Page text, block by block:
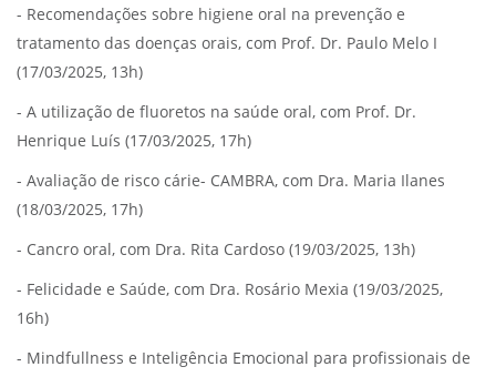
- Recomendações sobre higiene oral na prevenção e
tratamento das doenças orais, com Prof. Dr. Paulo Melo I
(17/03/2025, 13h)
- A utilização de fluoretos na saúde oral, com Prof. Dr.
Henrique Luís (17/03/2025, 17h)
- Avaliação de risco cárie- CAMBRA, com Dra. Maria Ilanes
(18/03/2025, 17h)
- Cancro oral, com Dra. Rita Cardoso (19/03/2025, 13h)
- Felicidade e Saúde, com Dra. Rosário Mexia (19/03/2025,
16h)
- Mindfullness e Inteligência Emocional para profissionais de